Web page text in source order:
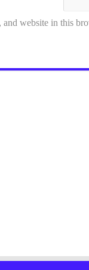
and website in this